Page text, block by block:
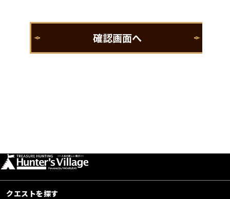
クエストを探す